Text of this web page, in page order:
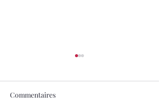
Commentaires